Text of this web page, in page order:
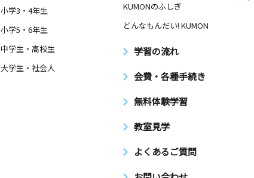
愛知県安城市姫小川町芝山５番２０
岡崎公園前教室
金 土 日
愛知県安城市新田町小山西６５－３グリーンパー
小学3・4年生
小学5・6年生
中学生・高校生
大学生・社会人
KUMONのふしぎ
どんなもんだい! KUMON
学習の流れ
会費・各種手続き
無料体験学習
教室見学
よくあるご質問